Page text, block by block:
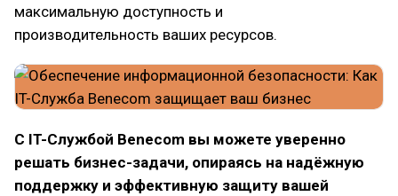
максимальную доступность и
производительность ваших ресурсов.
С IT-Службой Benecom вы можете уверенно
решать бизнес-задачи, опираясь на надёжную
поддержку и эффективную защиту вашей